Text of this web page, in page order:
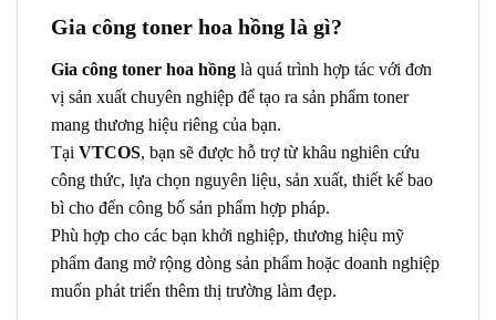
Gia công toner hoa hồng là gì?
Gia công toner hoa hồng là quá trình hợp tác với đơn
vị sản xuất chuyên nghiệp để tạo ra sản phẩm toner
mang thương hiệu riêng của bạn.
Tại VTCOS, bạn sẽ được hỗ trợ từ khâu nghiên cứu
công thức, lựa chọn nguyên liệu, sản xuất, thiết kế bao
bì cho đến công bố sản phẩm hợp pháp.
Phù hợp cho các bạn khởi nghiệp, thương hiệu mỹ
phẩm đang mở rộng dòng sản phẩm hoặc doanh nghiệp
muốn phát triển thêm thị trường làm đẹp.